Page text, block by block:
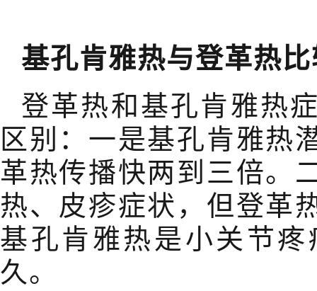
基孔肯雅热与登革热
登革热和基孔肯雅热
区别：一是基孔肯雅热
革热传播快两到三倍。
热、皮疹症状，但登革
基孔肯雅热是小关节
久。